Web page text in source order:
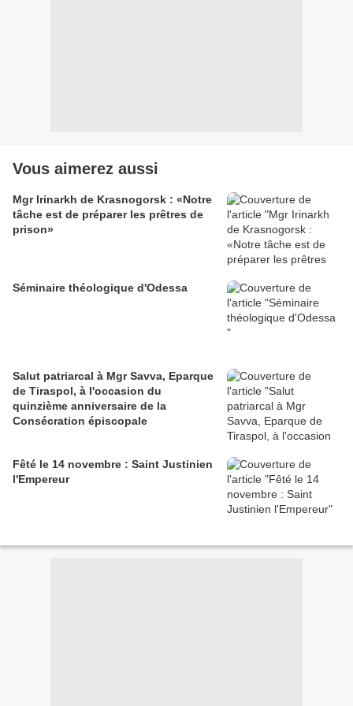
Vous aimerez aussi
Mgr Irinarkh de Krasnogorsk : «Notre
tâche est de préparer les prêtres de
prison»
Séminaire théologique d'Odessa
Salut patriarcal à Mgr Savva, Eparque
de Tiraspol, à l'occasion du
quinzième anniversaire de la
Consécration épiscopale
Fêté le 14 novembre : Saint Justinien
l'Empereur